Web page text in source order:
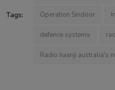
Tags: Operation Sindoor
defence systems
Radio haanji australia's